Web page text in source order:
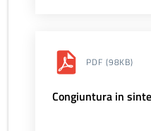
PDF (98KB)
Congiuntura in